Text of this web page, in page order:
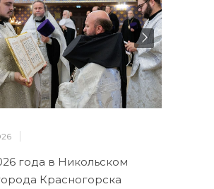
года в Никольском
Красногорска